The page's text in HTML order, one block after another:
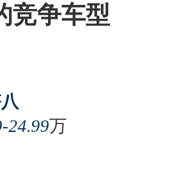
竞争车型
24.99万